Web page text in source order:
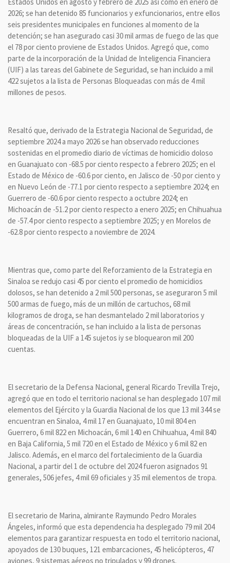
2026; se han detenido 85 funcionarios y exfuncionarios, entre ellos
seis presidentes municipales en funciones al momento de la
detención; se han asegurado casi 30 mil armas de fuego de las que
el 78 por ciento proviene de Estados Unidos. Agregó que, como
parte de la incorporación de la Unidad de Inteligencia Financiera
(UIF) a las tareas del Gabinete de Seguridad, se han incluido a mil
422 sujetos a la lista de Personas Bloqueadas con más de 4 mil
millones de pesos.
Resaltó que, derivado de la Estrategia Nacional de Seguridad, de
septiembre 2024 a mayo 2026 se han observado reducciones
sostenidas en el promedio diario de víctimas de homicidio doloso
en Guanajuato con -68.5 por ciento respecto a febrero 2025; en el
Estado de México de -60.6 por ciento, en Jalisco de -50 por ciento y
en Nuevo León de -77.1 por ciento respecto a septiembre 2024; en
Guerrero de -60.6 por ciento respecto a octubre 2024; en
Michoacán de -51.2 por ciento respecto a enero 2025; en Chihuahua
de -57.4 por ciento respecto a septiembre 2025; y en Morelos de
-62.8 por ciento respecto a noviembre de 2024.
Mientras que, como parte del Reforzamiento de la Estrategia en
Sinaloa se redujo casi 45 por ciento el promedio de homicidios
dolosos, se han detenido a 2 mil 500 personas, se aseguraron 5 mil
500 armas de fuego, más de un millón de cartuchos, 68 mil
kilogramos de droga, se han desmantelado 2 mil laboratorios y
áreas de concentración, se han incluido a la lista de personas
bloqueadas de la UIF a 145 sujetos iy se bloquearon mil 200
cuentas.
El secretario de la Defensa Nacional, general Ricardo Trevilla Trejo,
agregó que en todo el territorio nacional se han desplegado 107 mil
elementos del Ejército y la Guardia Nacional de los que 13 mil 344 se
encuentran en Sinaloa, 4 mil 17 en Guanajuato, 10 mil 804 en
Guerrero, 6 mil 822 en Michoacán, 6 mil 140 en Chihuahua, 4 mil 840
en Baja California, 5 mil 720 en el Estado de México y 6 mil 82 en
Jalisco. Además, en el marco del fortalecimiento de la Guardia
Nacional, a partir del 1 de octubre del 2024 fueron asignados 91
generales, 506 jefes, 4 mil 69 oficiales y 35 mil elementos de tropa.
El secretario de Marina, almirante Raymundo Pedro Morales
Ángeles, informó que esta dependencia ha desplegado 79 mil 204
elementos para garantizar respuesta en todo el territorio nacional,
apoyados de 130 buques, 121 embarcaciones, 45 helicópteros, 47
aviones, 9 sistemas aéreos no tripulados y 99 drones.